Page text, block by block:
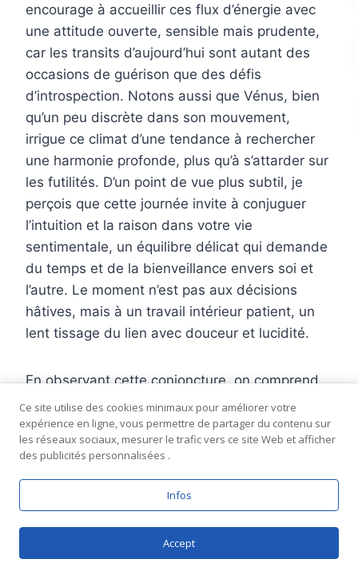
encourage à accueillir ces flux d’énergie avec
une attitude ouverte, sensible mais prudente,
car les transits d’aujourd’hui sont autant des
occasions de guérison que des défis
d’introspection. Notons aussi que Vénus, bien
qu’un peu discrète dans son mouvement,
irrigue ce climat d’une tendance à rechercher
une harmonie profonde, plus qu’à s’attarder sur
les futilités. D’un point de vue plus subtil, je
perçois que cette journée invite à conjuguer
l’intuition et la raison dans votre vie
sentimentale, un équilibre délicat qui demande
du temps et de la bienveillance envers soi et
l’autre. Le moment n’est pas aux décisions
hâtives, mais à un travail intérieur patient, un
lent tissage du lien avec douceur et lucidité.
En observant cette conjoncture, on comprend
que les influences planétaires favorisent la
réévaluation des engagements et la
reconnaissance des besoins authentiques,
même s’ils ne se manifestent pas toujours sous
une forme immédiate ou flagrante. Ce que
j’apprécie dans cette configuration, c’est qu’elle
appelle à une honnêteté sensible, une sorte de
vérité nuancée qui ne cherche pas à trancher à
Ce site utilise des cookies minimaux pour améliorer votre
expérience en ligne, vous permettre de partager du contenu sur
les réseaux sociaux, mesurer le trafic vers ce site Web et afficher
des publicités personnalisées .
Infos
Accept